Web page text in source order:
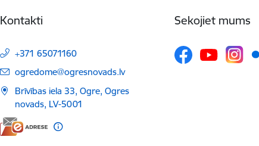
Kontakti
+371 65071160
E-pasts:
ogredome@ogresnovads.lv
Brīvības iela 33, Ogre, Ogres
novads, LV-5001
Sekojiet mums